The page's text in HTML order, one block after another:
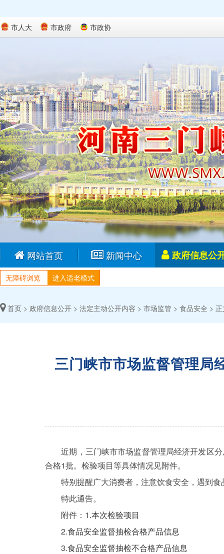
市人大 市政府 市政协
网站首页 新闻中心 政府信息公
无障碍浏览 进入适老模式
首页 > 政府信息公开 > 法定主动公开内容 > 市场监管 > 食品安全 >
三门峡市市场监督管理局
近期，三门峡市市场监督管理局经济开发区分
合格1批。检验项目等具体情况见附件。
特别提醒广大消费者，注意饮食安全，遇到食
特此通告。
附件：1.本次检验项目
2.食品安全监督抽检合格产品信息
3.食品安全监督抽检不合格产品信息